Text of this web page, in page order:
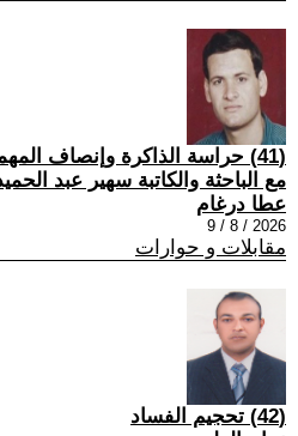
(41) حراسة الذاكرة وإنصاف
مع الباحثة والكاتبة سهير عبد
عطا درغام
2026 / 8 / 9
مقابلات و حوارات
(42) تحجيم الفساد